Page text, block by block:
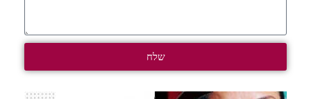
שלח